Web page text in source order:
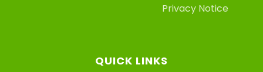
Privacy Notice
QUICK LINKS